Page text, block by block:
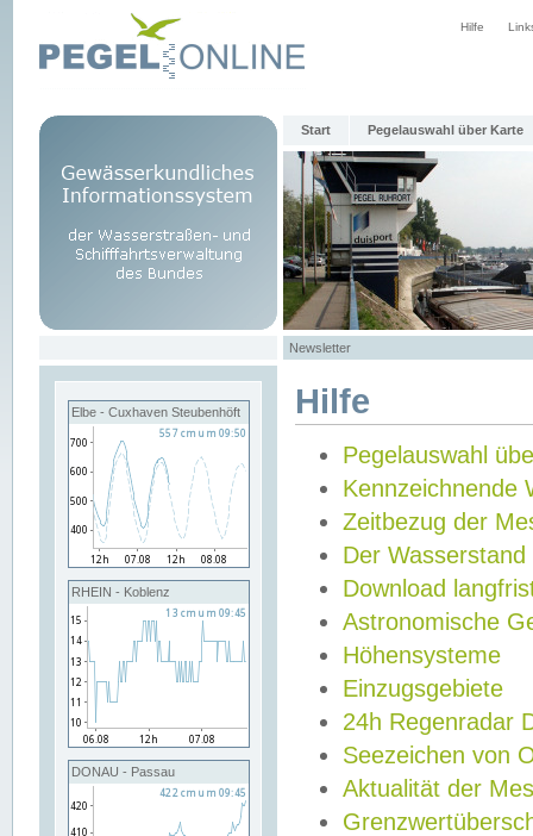
Hilfe
Start Pegelauswahl über Karte
Newsletter
Elbe - Cuxhaven Steubenhöft
RHEIN - Koblenz
DONAU - Passau
Hilfe
Pegelauswahl
Kennzeichnende
Zeitbezug der
Der Wasserstand
Download
Astronomische
Höhensysteme
Einzugsgebiete
24h Regenradar
Seezeichen von
Aktualität der